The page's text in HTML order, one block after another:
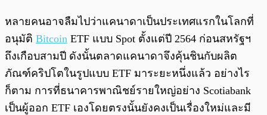
หลายคนอาจลืมไปว่าแคนาดาเป็นประเทศแรกในโลกที่
อนุมัติ Bitcoin ETF แบบ Spot ตั้งแต่ปี 2564 ก่อนสหรัฐฯ
ถึงเกือบสามปี ดังนั้นตลาดแคนาดาจึงคุ้นชินกับผลิต
ภัณฑ์คริปโตในรูปแบบ ETF มาระยะหนึ่งแล้ว อย่างไร
ก็ตาม การที่ธนาคารพาณิชย์รายใหญ่อย่าง Scotiabank
เป็นผู้ออก ETF เองโดยตรงนั้นยังคงเป็นเรื่องใหม่และมี